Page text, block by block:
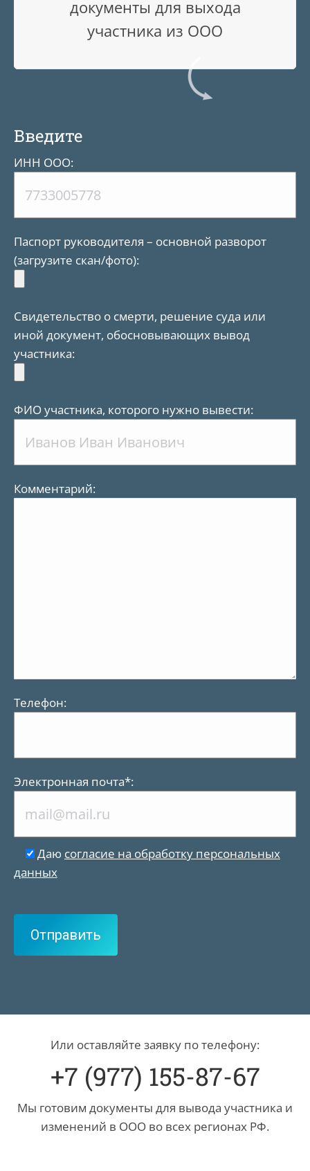
документы для выхода
участника из ООО
Введите
ИНН ООО:
Паспорт руководителя – основной разворот
(загрузите скан/фото):
Свидетельство о смерти, решение суда или
иной документ, обосновывающих вывод
участника:
ФИО участника, которого нужно вывести:
Комментарий:
Телефон:
Электронная почта*:
Даю согласие на обработку персональных
данных
Или оставляйте заявку по телефону:
+7 (977) 155-87-67
Мы готовим документы для вывода участника и
изменений в ООО во всех регионах РФ.